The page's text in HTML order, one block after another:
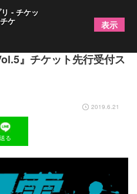
出演『MIND-V』主催イ
』チケット先行受付ス
2019.6.21
送る
- チケッ
ケ 表示